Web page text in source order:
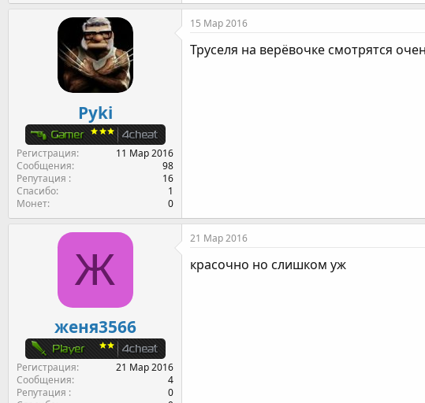
Pyki
Регистрация
11 Мар 2016
Сообщения
98
Репутация
16
Спасибо
1
Монет
0
15 Мар 2016
Труселя на верёвочке смотрятся
Ж
женя3566
Регистрация
21 Мар 2016
Сообщения
4
Репутация
0
21 Мар 2016
красочно но слишком уж